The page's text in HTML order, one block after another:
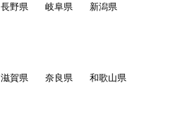
長野県 岐阜県
新潟県
滋賀県 奈良県
和歌山県